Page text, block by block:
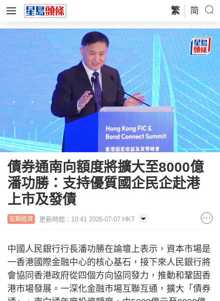
繁 简
債券通南向額度將擴大至8000億
潘功勝：支持優質國企民企赴港
上市及發債
宏觀經濟 更新時間：10:41 2026-07-07 HKT
中國人民銀行行長潘功勝在論壇上表示，資本市場是
一香港國際金融中心的核心基石，接下來人民銀行將
會協同香港政府從四個方向協同發力，推動和鞏固香
港市場發展。一深化金融市場互聯互通，擴大「債券